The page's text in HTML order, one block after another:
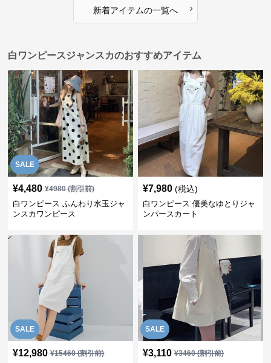
新着アイテムの一覧へ ›
白ワンピースジャンスカのおすすめアイテム
SALE
¥4,480 ¥4980(割引前)
白ワンピース ふんわり水玉ジャ
ンスカワンピース
¥7,980 (税込)
白ワンピース 優美なゆとりジャ
ンパースカート
SALE
¥12,980 ¥15460(割引前)
SALE
¥3,110 ¥3460(割引前)